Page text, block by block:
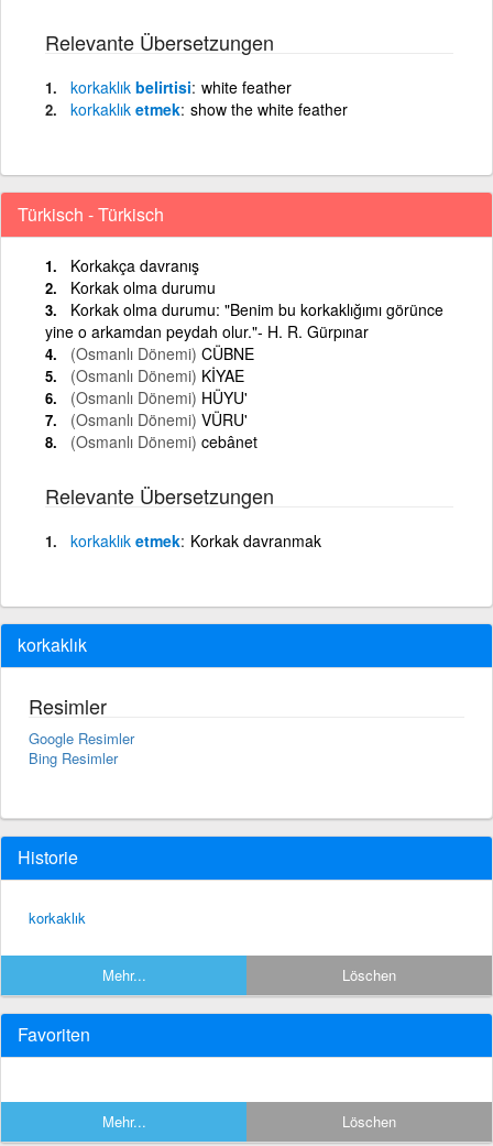
Relevante Übersetzungen
korkaklık belirtisi white feather
korkaklık etmek show the white feather
Türkisch - Türkisch
Korkakça davranış
Korkak olma durumu
Korkak olma durumu: "Benim bu korkaklığımı görünce
yine o arkamdan peydah olur."- H. R. Gürpınar
(Osmanlı Dönemi) CÜBNE
(Osmanlı Dönemi) KİYAE
(Osmanlı Dönemi) HÜYU'
(Osmanlı Dönemi) VÜRU'
(Osmanlı Dönemi) cebânet
Relevante Übersetzungen
korkaklık etmek Korkak davranmak
korkaklık
Resimler
Google Resimler
Bing Resimler
Historie
korkaklık
Mehr... Löschen
Favoriten
Mehr... Löschen